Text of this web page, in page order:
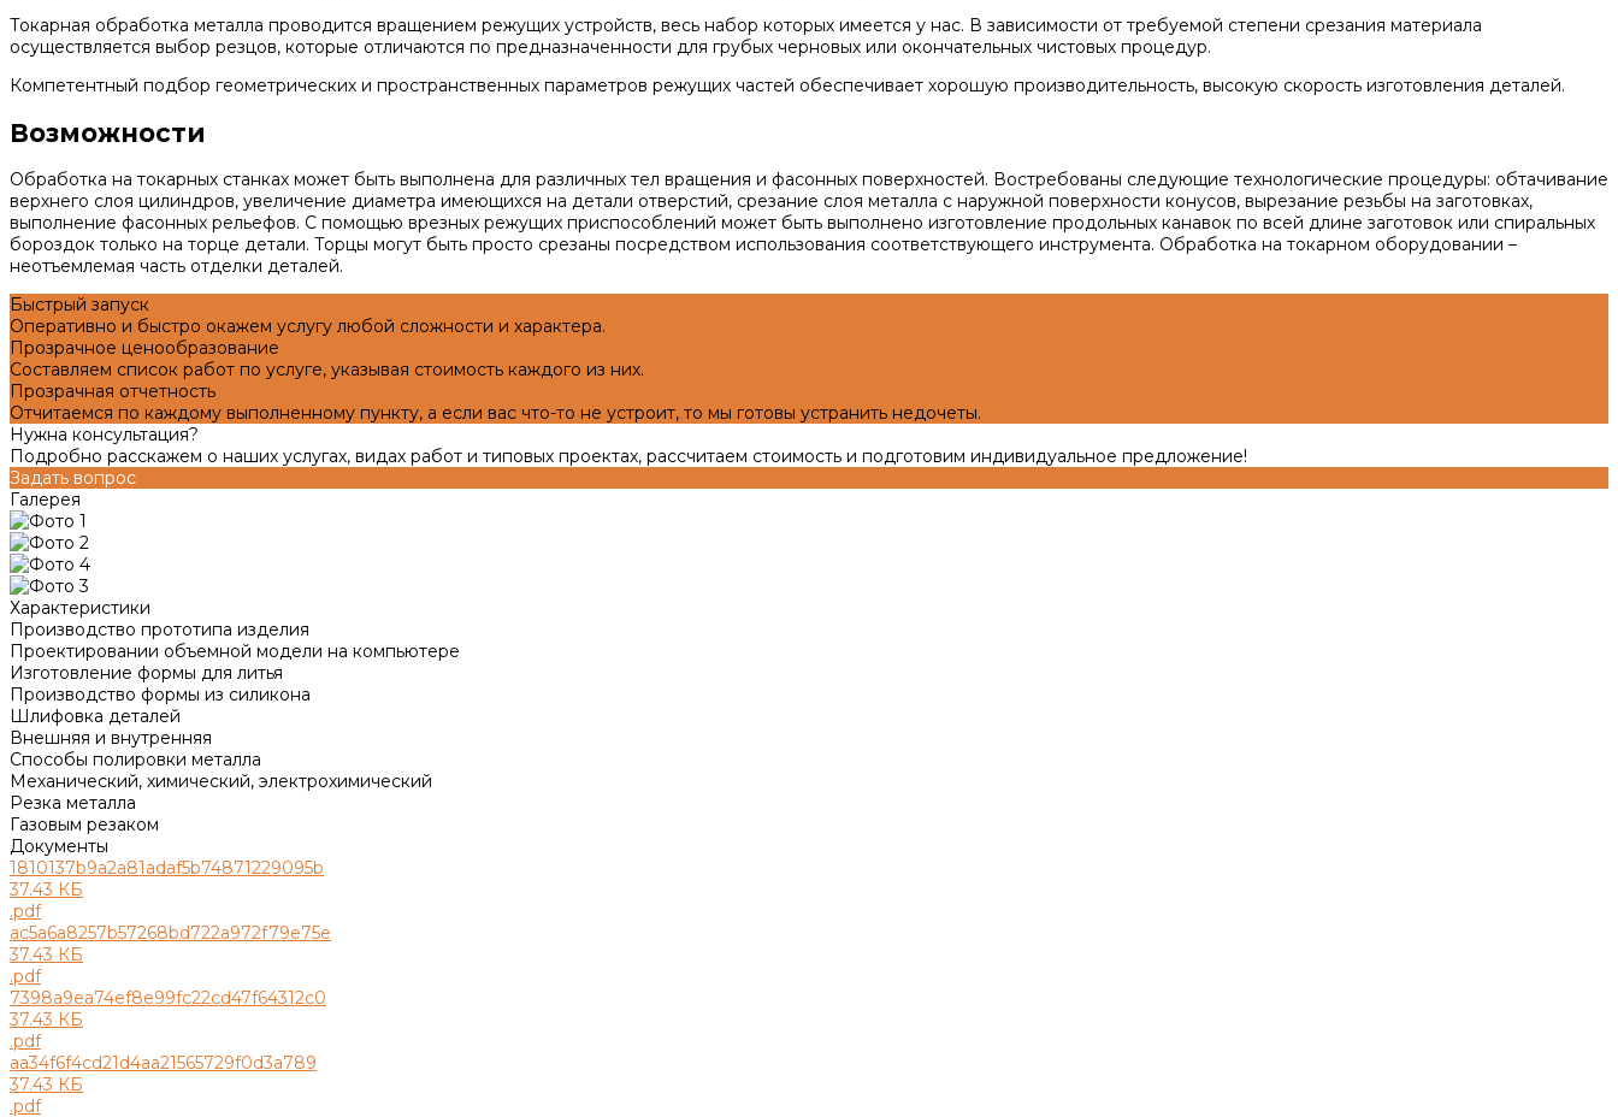
Токарная обработка металла проводится вращением режущих устройств, весь набор которых имеется у нас. В зависимости от требуемой степени срезания материала
осуществляется выбор резцов, которые отличаются по предназначенности для грубых черновых или окончательных чистовых процедур.
Компетентный подбор геометрических и пространственных параметров режущих частей обеспечивает хорошую производительность, высокую скорость изготовления деталей.
Возможности
Обработка на токарных станках может быть выполнена для различных тел вращения и фасонных поверхностей. Востребованы следующие технологические процедуры: обтачивание
верхнего слоя цилиндров, увеличение диаметра имеющихся на детали отверстий, срезание слоя металла с наружной поверхности конусов, вырезание резьбы на заготовках,
выполнение фасонных рельефов. С помощью врезных режущих приспособлений может быть выполнено изготовление продольных канавок по всей длине заготовок или спиральных
бороздок только на торце детали. Торцы могут быть просто срезаны посредством использования соответствующего инструмента. Обработка на токарном оборудовании –
неотъемлемая часть отделки деталей.
Быстрый запуск
Оперативно и быстро окажем услугу любой сложности и характера.
Прозрачное ценообразование
Составляем список работ по услуге, указывая стоимость каждого из них.
Прозрачная отчетность
Отчитаемся по каждому выполненному пункту, а если вас что-то не устроит, то мы готовы устранить недочеты.
Нужна консультация?
Подробно расскажем о наших услугах, видах работ и типовых проектах, рассчитаем стоимость и подготовим индивидуальное предложение!
Задать вопрос
Галерея
Характеристики
Производство прототипа изделия
Проектировании объемной модели на компьютере
Изготовление формы для литья
Производство формы из силикона
Шлифовка деталей
Внешняя и внутренняя
Способы полировки металла
Механический, химический, электрохимический
Резка металла
Газовым резаком
Документы
1810137b9a2a81adaf5b74871229095b
37.43 КБ
.pdf
ac5a6a8257b57268bd722a972f79e75e
37.43 КБ
.pdf
7398a9ea74ef8e99fc22cd47f64312c0
37.43 КБ
.pdf
aa34f6f4cd21d4aa21565729f0d3a789
37.43 КБ
.pdf